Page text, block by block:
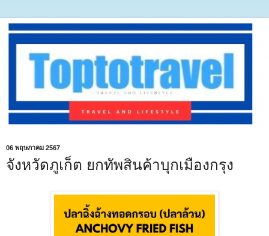
06 พฤษภาคม 2567
จังหวัดภูเก็ต ยกทัพสินค้าบุกเมืองกรุง